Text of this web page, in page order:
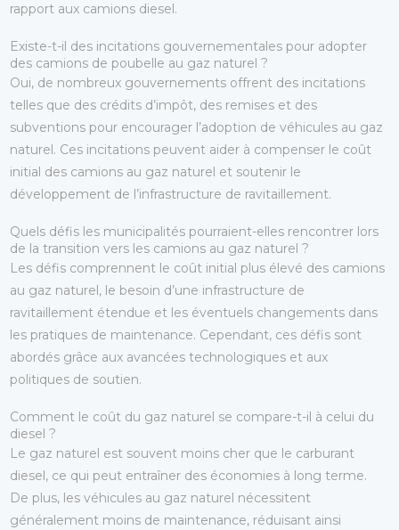
rapport aux camions diesel.
Existe-t-il des incitations gouvernementales pour adopter
des camions de poubelle au gaz naturel ?
Oui, de nombreux gouvernements offrent des incitations
telles que des crédits d’impôt, des remises et des
subventions pour encourager l’adoption de véhicules au gaz
naturel. Ces incitations peuvent aider à compenser le coût
initial des camions au gaz naturel et soutenir le
développement de l’infrastructure de ravitaillement.
Quels défis les municipalités pourraient-elles rencontrer lors
de la transition vers les camions au gaz naturel ?
Les défis comprennent le coût initial plus élevé des camions
au gaz naturel, le besoin d’une infrastructure de
ravitaillement étendue et les éventuels changements dans
les pratiques de maintenance. Cependant, ces défis sont
abordés grâce aux avancées technologiques et aux
politiques de soutien.
Comment le coût du gaz naturel se compare-t-il à celui du
diesel ?
Le gaz naturel est souvent moins cher que le carburant
diesel, ce qui peut entraîner des économies à long terme.
De plus, les véhicules au gaz naturel nécessitent
généralement moins de maintenance, réduisant ainsi